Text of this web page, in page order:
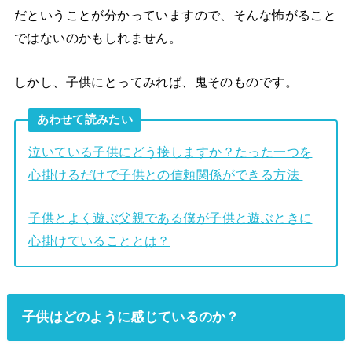
だということが分かっていますので、そんな怖がること
ではないのかもしれません。
しかし、子供にとってみれば、鬼そのものです。
あわせて読みたい
泣いている子供にどう接しますか？たった一つを
心掛けるだけで子供との信頼関係ができる方法
子供とよく遊ぶ父親である僕が子供と遊ぶときに
心掛けていることとは？
子供はどのように感じているのか？